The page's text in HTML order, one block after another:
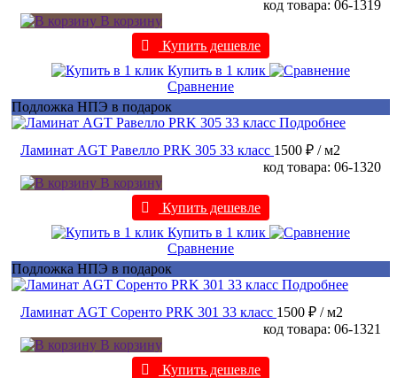
код товара: 06-1319
В корзину
Купить дешевле
Купить в 1 клик
Сравнение
Подложка НПЭ в подарок
Подробнее
Ламинат AGT Равелло PRK 305 33 класс 1500 ₽ / м2
код товара: 06-1320
В корзину
Купить дешевле
Купить в 1 клик
Сравнение
Подложка НПЭ в подарок
Подробнее
Ламинат AGT Соренто PRK 301 33 класс 1500 ₽ / м2
код товара: 06-1321
В корзину
Купить дешевле